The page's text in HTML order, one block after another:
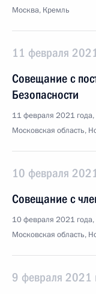
Москва, Кремль
11 февраля
Совещание с
Безопасности
11 февраля 2021
Московская область,
10 февраля
Совещание с
10 февраля 2021
Московская область,
9 февраля 2021